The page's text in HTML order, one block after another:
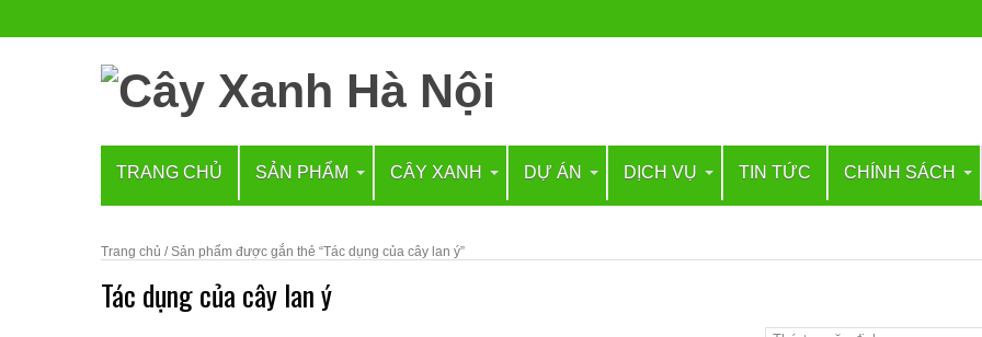
TRANG CHỦ SẢN PHẨM CÂY XANH DỰ ÁN DỊCH VỤ TIN TỨC CHÍNH SÁCH
Trang chủ / Sản phẩm được gắn thẻ “Tác dụng của cây lan ý”
Tác dụng của cây lan ý